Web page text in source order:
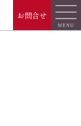
お問合せ